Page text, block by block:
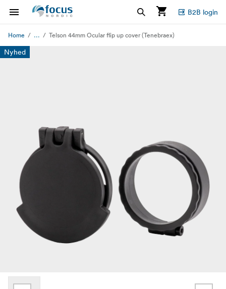
B2B login
Home ... Telson 44mm Ocular flip up cover (Tenebraex)
Nyhed